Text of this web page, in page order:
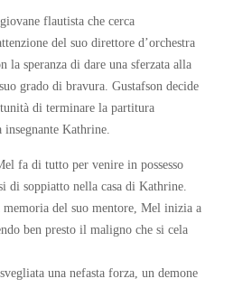
flautista che cerca
del suo direttore d’orchestra
la speranza di dare una sferzata alla
grado di bravura. Gustafson decide
di terminare la partitura
Kathrine.
fa di tutto per venire in possesso
soppiatto nella casa di Kathrine.
del suo mentore, Mel inizia a
ben presto il maligno che si cela
una nefasta forza, un demone